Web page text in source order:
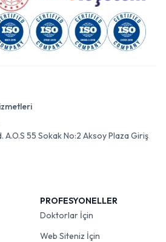
A.O.S 55 Sokak No:2 Aksoy Plaza Giriş
PROFESYONELLER
Doktorlar İçin
Web Siteniz İçin